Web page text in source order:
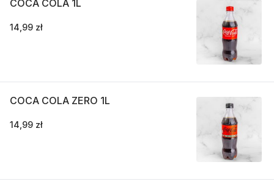
COCA COLA 1L
14,99 zł
COCA COLA ZERO 1L
14,99 zł